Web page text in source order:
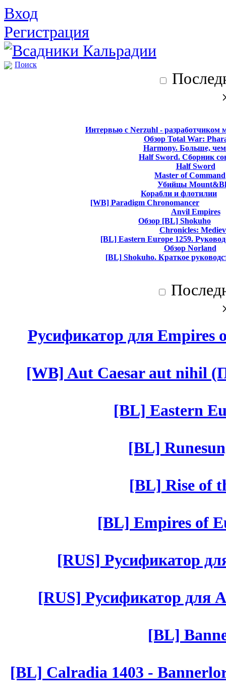
Вход
Регистрация
Поиск
Интервью с Nerzuhl - разработчиком
Обзор Total War:
Harmony. Больше,
Half Sword. Сборник
Half Sword
Master of Command
Убийцы
Корабли и флотилии
[WB] Paradigm Chronomancer
Anvil Empires
Обзор [BL] Shokuho
Chronicles:
[BL] Eastern Europe 1259.
Обзор Norland
[BL] Shokuho. Краткое
Русификатор для Empires
[WB] Aut Caesar aut nihil
[BL] Eastern
[BL]
[BL] Rise of
[BL] Empires of
[RUS] Русификатор
[RUS] Русификатор для
[BL]
[BL] Calradia 1403 -